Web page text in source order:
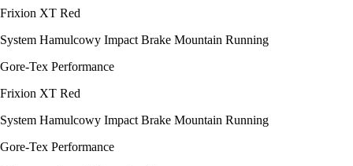
Frixion XT Red
System Hamulcowy Impact Brake Mountain Running
Gore-Tex Performance
Frixion XT Red
System Hamulcowy Impact Brake Mountain Running
Gore-Tex Performance